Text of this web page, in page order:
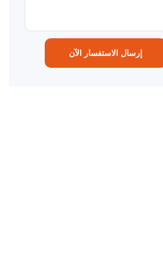
إرسال الاستفسار الآن